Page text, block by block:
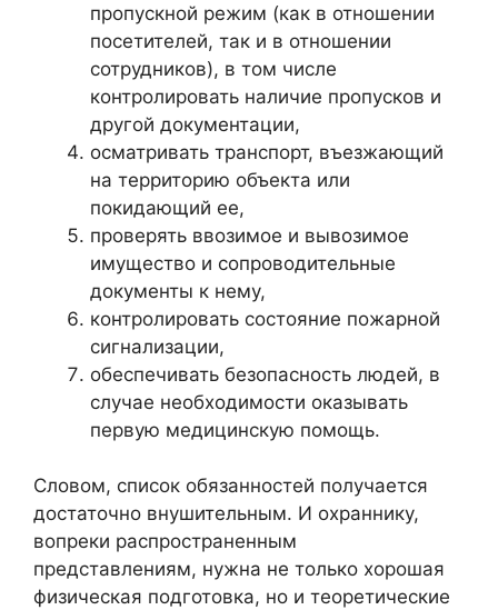
пропускной режим (как в отношении
посетителей, так и в отношении
сотрудников), в том числе
контролировать наличие пропусков и
другой документации,
осматривать транспорт, въезжающий
на территорию объекта или
покидающий ее,
проверять ввозимое и вывозимое
имущество и сопроводительные
документы к нему,
контролировать состояние пожарной
сигнализации,
обеспечивать безопасность людей, в
случае необходимости оказывать
первую медицинскую помощь.
Словом, список обязанностей получается
достаточно внушительным. И охраннику,
вопреки распространенным
представлениям, нужна не только хорошая
физическая подготовка, но и теоретические